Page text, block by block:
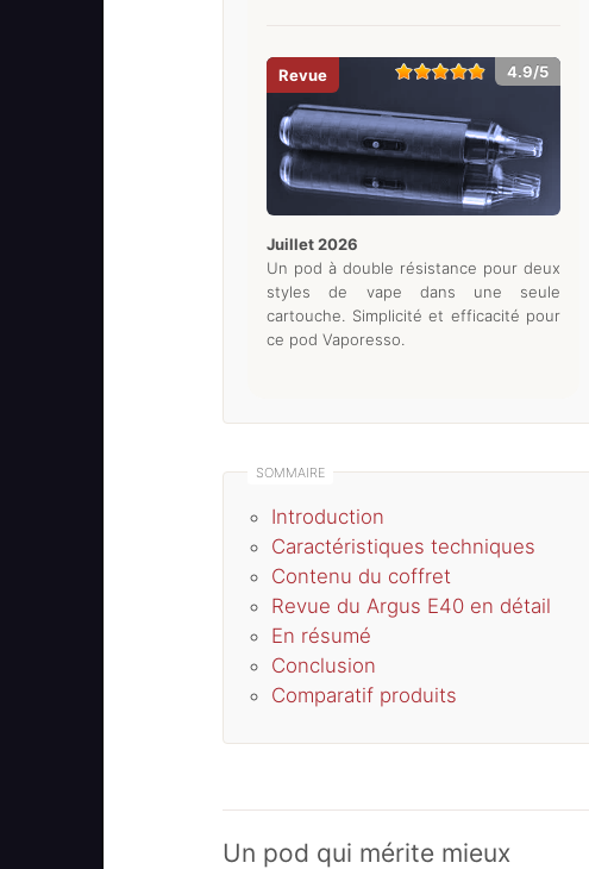
4.9/5
juillet 2026
Un pod à double résistance pour deux
styles de vape dans une seule
cartouche. Simplicité et efficacité pour
ce pod Vaporesso.
Introduction
Caractéristiques techniques
Contenu du coffret
Revue du Argus E40 en détail
En résumé
Conclusion
Comparatif produits
Un pod qui mérite mieux